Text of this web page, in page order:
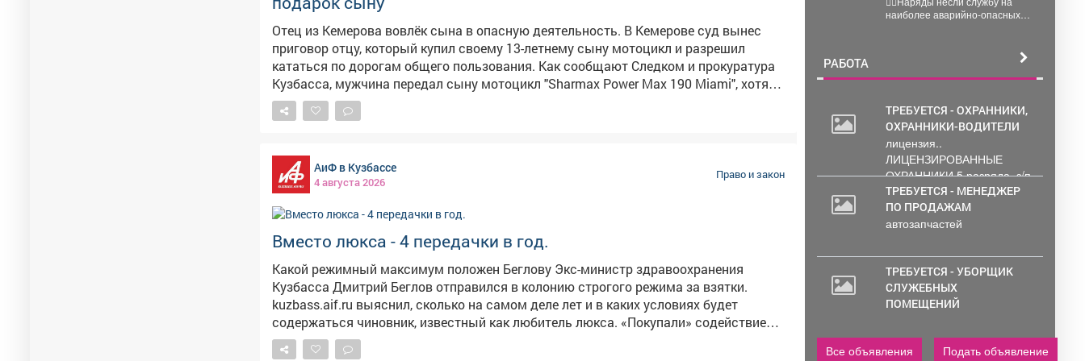
Отец из Кемерова вовлёк сына в опасную деятельность. В Кемерове суд вынес
приговор отцу, который купил своему 13-летнему сыну мотоцикл и разрешил
кататься по дорогам общего пользования. Как сообщают Следком и прокуратура
Кузбасса, мужчина передал сыну мотоцикл "Sharmax Power Max 190 Miami", хотя
знал, что для управления нужны права, которых у подростка не было. В мае 2026
года мальчик на мотоцикле столкнулся с автомобилем у магазина на улице
систематически разрешал сыну кататься, чем вовлёк его в опасную для жизни
деятельность. Мужчина признал вину и раскаялся. Суд назначил ему штраф в 50
тысяч рублей. Мотоцикл конфисковали в доход государства. Приговор пока не
вступил в силу
АиФ в Кузбассе
4 августа 2026
Право и закон
Вместо люкса - 4 передачки в год.
Какой режимный максимум положен Беглову Экс-министр здравоохранения
Кузбасса Дмитрий Беглов отправился в колонию строгого режима за взятки.
kuzbass.aif.ru выяснил, сколько на самом деле лет и в каких условиях будет
содержаться чиновник, известный как любитель люкса. «Покупали» содействие
За 11 эпизодов взяток Дмитрий Беглов получил 6,5 лет в колонии строгого режима
и штраф в 25 млн руб. При этом озвученная в суде общая сумма полученных им
провели массовую
проверку водителей
наиболее аварийно-опасных
происшествий особенно высок.
РАБОТА
ТРЕБУЕТСЯ - ОХРАННИКИ,
ОХРАННИКИ-ВОДИТЕЛИ
лицензия..
ЛИЦЕНЗИРОВАННЫЕ
ОХРАННИКИ 5 разряда, з/п
от 33000 руб. 6...
ТРЕБУЕТСЯ - МЕНЕДЖЕР
ПО ПРОДАЖАМ
автозапчастей
ТРЕБУЕТСЯ - УБОРЩИК
СЛУЖЕБНЫХ
ПОМЕЩЕНИЙ
Все объявления Подать объявление